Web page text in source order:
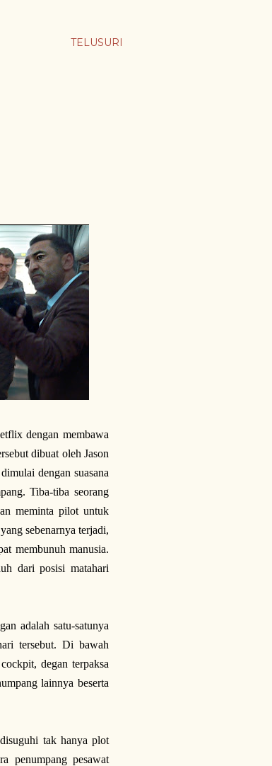
TELUSURI
dengan membawa
dibuat oleh Jason
dengan suasana
Tiba-tiba seorang
meminta pilot untuk
sebenarnya terjadi,
membunuh manusia.
dari posisi matahari
adalah satu-satunya
tersebut. Di bawah
degan terpaksa
lainnya beserta
tak hanya plot
penumpang pesawat